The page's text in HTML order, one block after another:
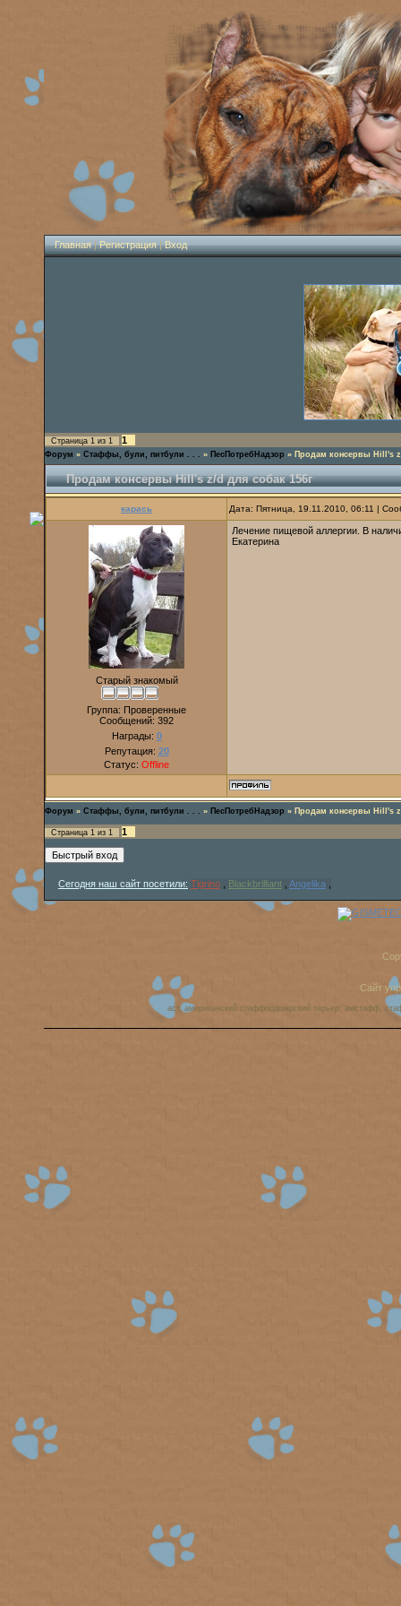
Главная|Регистрация|Вход
Страница 1 из 1 1
Форум » Стаффы, були, питбули . . . » ПесПотребНадзор » Продам консервы Hill's
Продам консервы Hill's z/d для собак 156г
карась Дата: Пятница, 19.11.2010, 06:11 |
Старый знакомый
Группа: Проверенные
Сообщений: 392
Награды: 0
Репутация: 20
Статус: Offline
Лечение пищевой аллергии. В
Екатерина
Форум » Стаффы, були, питбули . . . » ПесПотребНадзор » Продам консервы Hill's
Страница 1 из 1 1
Сегодня наш сайт посетили: Tigrino Blackbrilliant Angelika
Сайт
аст, американский стаффордширский терьер, амстафф,